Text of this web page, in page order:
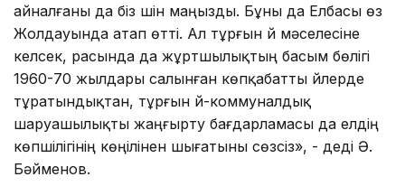
айналғаны да біз үшін маңызды. Бұны да Елбасы өз
Жолдауында атап өтті. Ал тұрғын үй мәселесіне
келсек, расында да жұртшылықтың басым бөлігі
1960-70 жылдары салынған көпқабатты үйлерде
тұратындықтан, тұрғын үй-коммуналдық
шаруашылықты жаңғырту бағдарламасы да елдің
көпшілігінің көңілінен шығатыны сөзсіз», - деді Ә.
Бәйменов.